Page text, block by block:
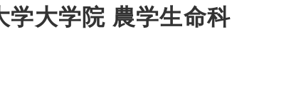
大学院 農学生命科